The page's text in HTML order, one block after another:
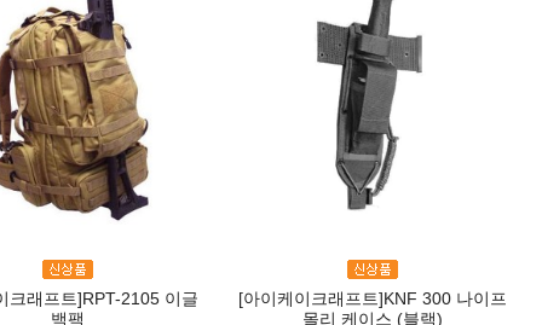
크래프트]RPT-2105 이글
백팩
[아이케이크래프트]KNF 300 나이프
몰리 케이스 (블랙)